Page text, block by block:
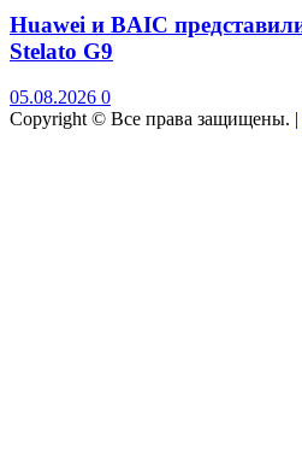
Huawei и BAIC
Stelato G9
05.08.2026 0
Copyright © Все права защищены. |